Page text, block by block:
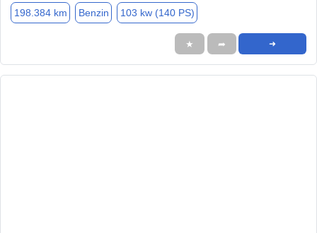
198.384 km Benzin 103 kw (140 PS)
★ ➦ ➜